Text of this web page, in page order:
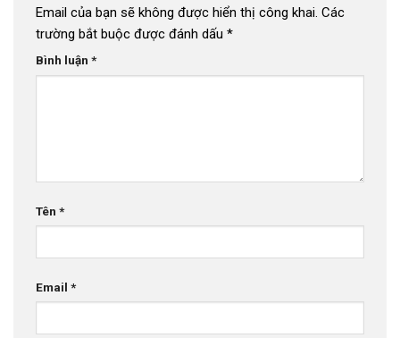
Email của bạn sẽ không được hiển thị công khai. Các
trường bắt buộc được đánh dấu *
Bình luận *
Tên *
Email *